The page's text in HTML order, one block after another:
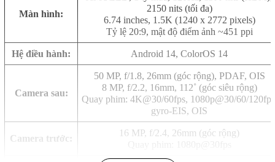
Màn hình:
2150 nits (tối đa)
6.74 inches, 1.5K (1240 x 2772 pixels)
Tỷ lệ 20:9, mật độ điểm ảnh ~451 ppi
Hệ điều hành: Android 14, ColorOS 14
Camera sau:
50 MP, f/1.8, 26mm (góc rộng), PDAF, OIS
8 MP, f/2.2, 16mm, 112˚ (góc siêu rộng)
Quay phim: 4K@30/60fps, 1080p@30/60/
gyro-EIS, OIS
Camera trước:
16 MP, f/2.4, 26mm (góc rộng)